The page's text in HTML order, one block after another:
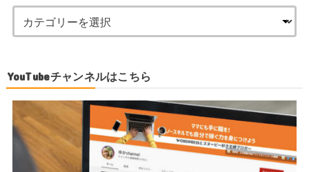
YouTubeチャンネルはこちら